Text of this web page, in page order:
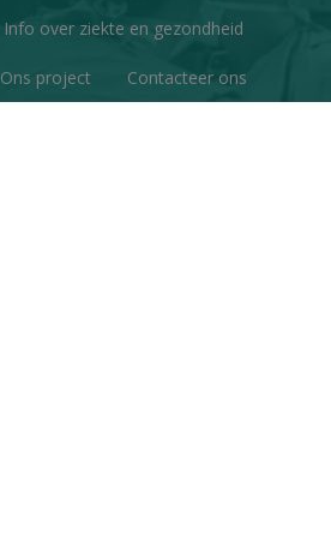
Info over ziekte en gezondheid
Ons project Contacteer ons